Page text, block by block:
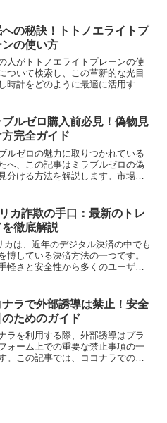
念、そして万が一故障した場合の
ついて詳しく解説。さら...
の秘訣！トトノエライトプ
ンの使い方
人がトトノエライトプレーンの使
ついて検索し、この革新的な光目
時計をどのように最適に活用する
スタートし、具体的な設定方法、
実際のユーザーの使...
ブルゼロ購入前必見！偽物見
完全ガイド
ルゼロの魅力に取りつかれている
へ、この記事はミラブルゼロの偽
分ける方法を解説します。市場に
す。本記事では、正規販売店の見
から始め、シリアル...
カ詐欺の手口：最新のトレ
を徹底解説
カは、近年のデジタル決済の中でも
博している決済方法の一つです。
軽さと安全性から多くのユーザー
が広がっています。しかし、その
伴い、残念ながら...
ナラで外部誘導は禁止！安全
ためのガイド
ラを利用する際、外部誘導はプラ
ォーム上での重要な禁止事項の一
。この記事では、ココナラでの外